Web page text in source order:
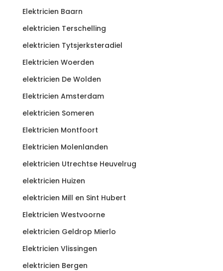
Elektricien Baarn
elektricien Terschelling
elektricien Tytsjerksteradiel
Elektricien Woerden
elektricien De Wolden
Elektricien Amsterdam
elektricien Someren
Elektricien Montfoort
Elektricien Molenlanden
elektricien Utrechtse Heuvelrug
elektricien Huizen
elektricien Mill en Sint Hubert
Elektricien Westvoorne
elektricien Geldrop Mierlo
Elektricien Vlissingen
elektricien Bergen